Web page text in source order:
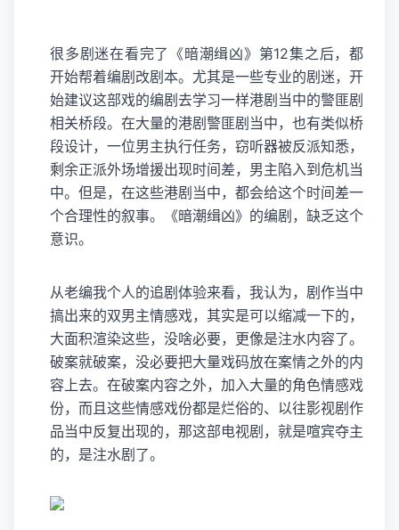
很多剧迷在看完了《暗潮缉凶》第12集之后，都
开始帮着编剧改剧本。尤其是一些专业的剧迷，开
始建议这部戏的编剧去学习一样港剧当中的警匪剧
相关桥段。在大量的港剧警匪剧当中，也有类似桥
段设计，一位男主执行任务，窃听器被反派知悉，
剩余正派外场增援出现时间差，男主陷入到危机当
中。但是，在这些港剧当中，都会给这个时间差一
个合理性的叙事。《暗潮缉凶》的编剧，缺乏这个
意识。
从老编我个人的追剧体验来看，我认为，剧作当中
搞出来的双男主情感戏，其实是可以缩减一下的，
大面积渲染这些，没啥必要，更像是注水内容了。
破案就破案，没必要把大量戏码放在案情之外的内
容上去。在破案内容之外，加入大量的角色情感戏
份，而且这些情感戏份都是烂俗的、以往影视剧作
品当中反复出现的，那这部电视剧，就是喧宾夺主
的，是注水剧了。